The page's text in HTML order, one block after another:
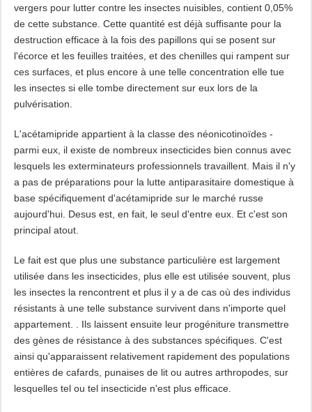
vergers pour lutter contre les insectes nuisibles, contient 0,05%
de cette substance. Cette quantité est déjà suffisante pour la
destruction efficace à la fois des papillons qui se posent sur
l'écorce et les feuilles traitées, et des chenilles qui rampent sur
ces surfaces, et plus encore à une telle concentration elle tue
les insectes si elle tombe directement sur eux lors de la
pulvérisation.
L'acétamipride appartient à la classe des néonicotinoïdes -
parmi eux, il existe de nombreux insecticides bien connus avec
lesquels les exterminateurs professionnels travaillent. Mais il n'y
a pas de préparations pour la lutte antiparasitaire domestique à
base spécifiquement d'acétamipride sur le marché russe
aujourd'hui. Desus est, en fait, le seul d'entre eux. Et c'est son
principal atout.
Le fait est que plus une substance particulière est largement
utilisée dans les insecticides, plus elle est utilisée souvent, plus
les insectes la rencontrent et plus il y a de cas où des individus
résistants à une telle substance survivent dans n'importe quel
appartement. . Ils laissent ensuite leur progéniture transmettre
des gènes de résistance à des substances spécifiques. C'est
ainsi qu'apparaissent relativement rapidement des populations
entières de cafards, punaises de lit ou autres arthropodes, sur
lesquelles tel ou tel insecticide n'est plus efficace.